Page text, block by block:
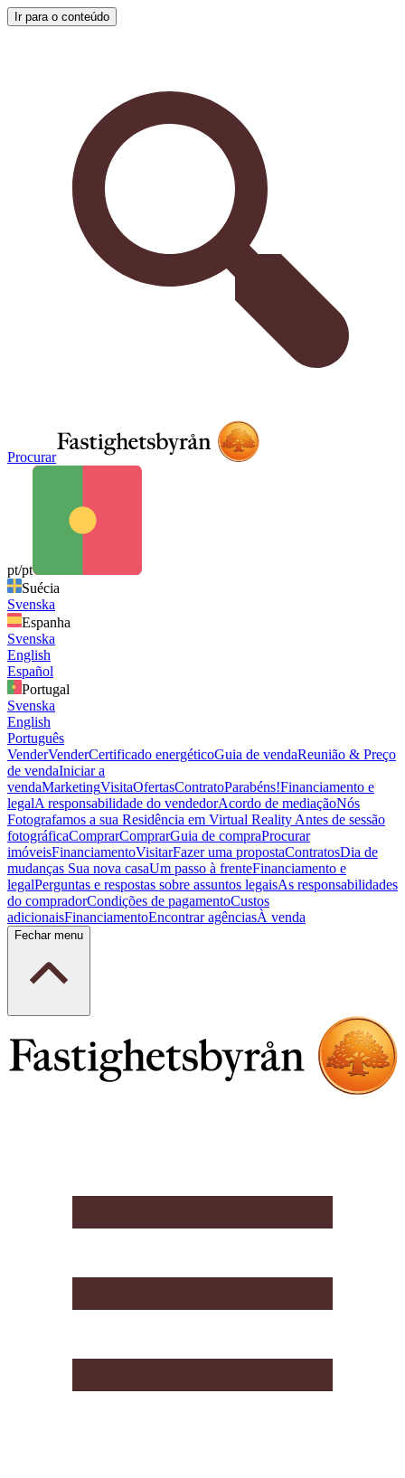
Ir para o conteúdo
Procurar
pt/pt
Suécia
Svenska
Espanha
Svenska
English
Español
Portugal
Svenska
English
Português
VenderVenderCertificado energéticoGuia de vendaReunião & Preço
de vendaIniciar a
vendaMarketingVisitaOfertasContratoParabéns!Financiamento e
legalA responsabilidade do vendedorAcordo de mediaçãoNós
Fotografamos a sua Residência em Virtual Reality Antes de sessão
fotográficaComprarComprarGuia de compraProcurar
imóveisFinanciamentoVisitarFazer uma propostaContratosDia de
mudanças Sua nova casaUm passo à frenteFinanciamento e
legalPerguntas e respostas sobre assuntos legaisAs responsabilidades
do compradorCondições de pagamentoCustos
adicionaisFinanciamentoEncontrar agênciasÀ venda
Fechar menu